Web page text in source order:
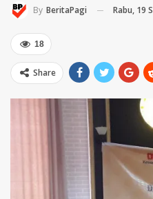
By BeritaPagi Rabu, 19
18
Share